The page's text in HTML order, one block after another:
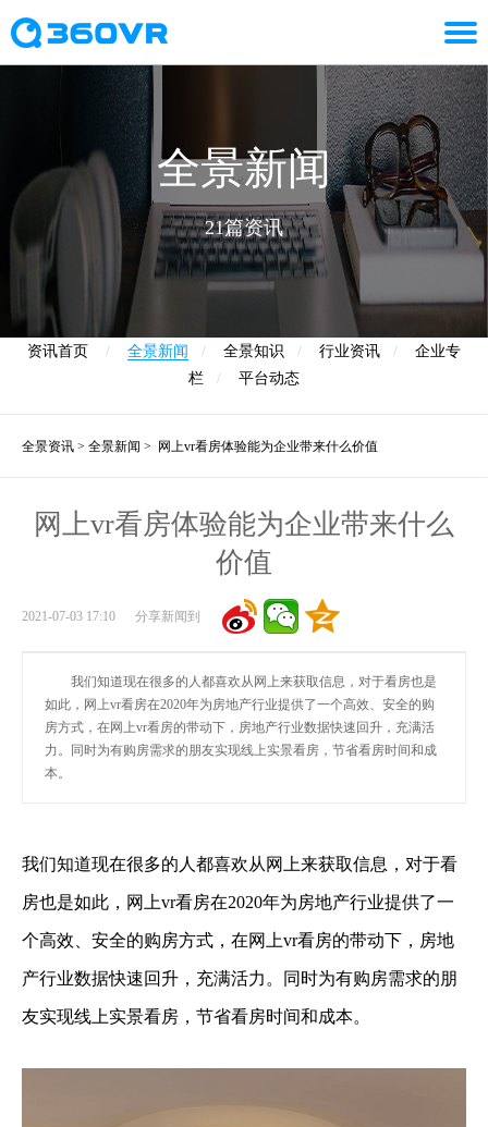
全景新闻
21篇资讯
资讯首页 / 全景新闻 / 全景知识 / 行业资讯 /
企业专
栏
/ 平台动态
全景资讯 > 全景新闻 > 网上vr看房体验能为企业带来什么价值
网上vr看房体验能为企业带来什么
价值
2021-07-03 17:10 分享新闻到
我们知道现在很多的人都喜欢从网上来获取信息，对于看房也是
如此，网上vr看房在2020年为房地产行业提供了一个高效、安全的购
房方式，在网上vr看房的带动下，房地产行业数据快速回升，充满活
力。同时为有购房需求的朋友实现线上实景看房，节省看房时间和成
本。
我们知道现在很多的人都喜欢从网上来获取信息，对于看
房也是如此，网上vr看房在2020年为房地产行业提供了一
个高效、安全的购房方式，在网上vr看房的带动下，房地
产行业数据快速回升，充满活力。同时为有购房需求的朋
友实现线上实景看房，节省看房时间和成本。